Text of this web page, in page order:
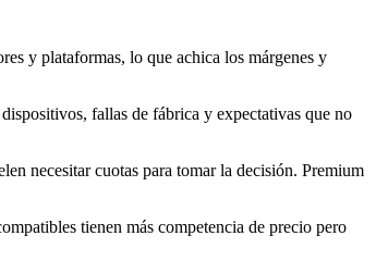
y plataformas, lo que achica los márgenes y
fallas de fábrica y expectativas que no
necesitar cuotas para tomar la decisión. Premium
tienen más competencia de precio pero